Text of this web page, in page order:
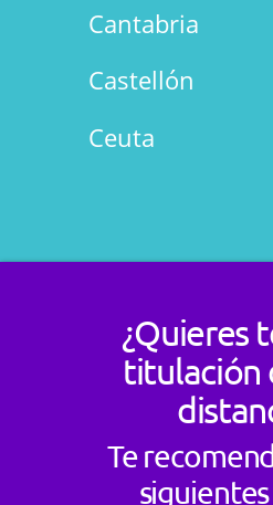
Cantabria
Castellón
Ceuta
¿Quieres
titulación
Te